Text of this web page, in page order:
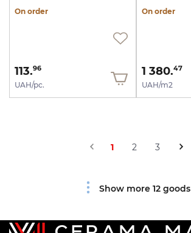
On order
113.96
UAH/pc.
On order
1 380.47
UAH/m2
1 2 3
Show more 12 goods